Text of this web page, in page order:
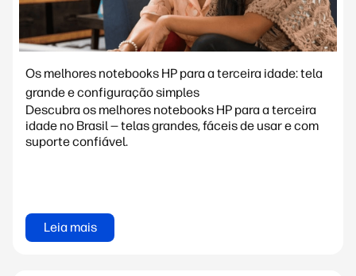
Os melhores notebooks HP para a terceira idade: tela
grande e configuração simples
Descubra os melhores notebooks HP para a terceira
idade no Brasil — telas grandes, fáceis de usar e com
suporte confiável.
Leia mais